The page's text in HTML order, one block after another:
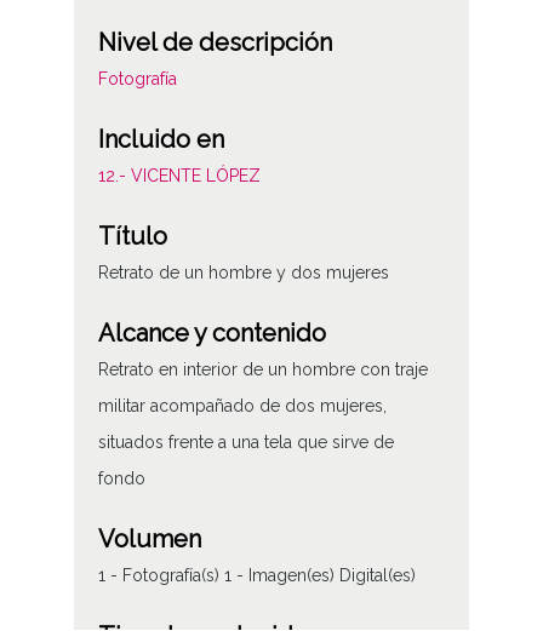
Nivel de descripción
Fotografía
Incluido en
12.- VICENTE LÓPEZ
Título
Retrato de un hombre y dos mujeres
Alcance y contenido
Retrato en interior de un hombre con traje
militar acompañado de dos mujeres,
situados frente a una tela que sirve de
fondo
Volumen
1 - Fotografía(s) 1 - Imagen(es) Digital(es)